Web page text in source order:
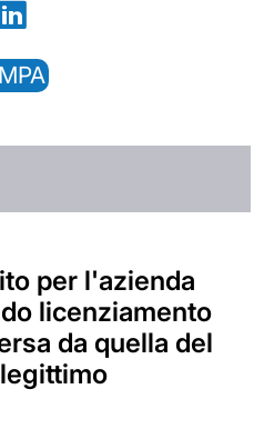
per l'azienda
licenziamento
da quella del